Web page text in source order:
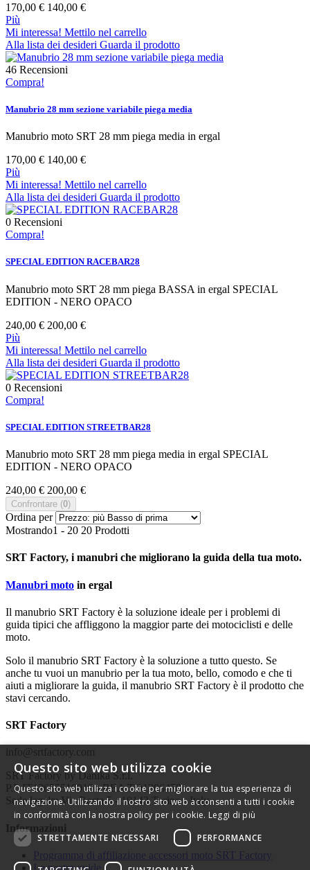
170,00 € 140,00 €
Più
Mi interessa! Mettilo nel carrello
Alla lista dei desideri Guarda il prodotto
46 Recensioni
Compra!
Manubrio 28 mm sezione variabile piega media
Manubrio moto SRT 28 mm piega media in ergal
170,00 € 140,00 €
Più
Mi interessa! Mettilo nel carrello
Alla lista dei desideri Guarda il prodotto
0 Recensioni
Compra!
SPECIAL EDITION RACEBAR28
Manubrio moto SRT 28 mm piega BASSA in ergal SPECIAL
EDITION - NERO OPACO
240,00 € 200,00 €
Più
Mi interessa! Mettilo nel carrello
Alla lista dei desideri Guarda il prodotto
0 Recensioni
Compra!
SPECIAL EDITION STREETBAR28
Manubrio moto SRT 28 mm piega media in ergal SPECIAL
EDITION - NERO OPACO
240,00 € 200,00 €
Confrontare (0)
Ordina per
Mostrando1 - 20 20 Prodotti
SRT Factory, i manubri che migliorano la guida della tua moto.
Manubri moto in ergal
Il manubrio SRT Factory è la soluzione ideale per i problemi di
guida tipici che affliggono la maggior parte dei motociclisti e delle
moto.
Solo il manubrio SRT Factory è la soluzione a tutto questo. Se
anche tu vuoi un manubrio per la tua moto, bello, comodo e che ti
aiuti a migliorare la guida, il manubrio SRT Factory è il prodotto che
stavi cercando.
SRT Factory
info@srtfactory.com
SRT Factory by Danika S.r.l.
P.I. IT12655510019 - REA TO1306478
Sede legale: Via Rosta 5 - 10143 Torino - Italy
Informazioni
Programma di affiliazione accessori moto SRT Factory
Le nostre guide
Questo sito web utilizza cookie
Questo sito web utilizza i cookie per migliorare la tua esperienza di
navigazione. Utilizzando il nostro sito web acconsenti a tutti i cookie
in conformità con la nostra policy per i cookie. Leggi di più
STRETTAMENTE NECESSARI
PERFORMANCE